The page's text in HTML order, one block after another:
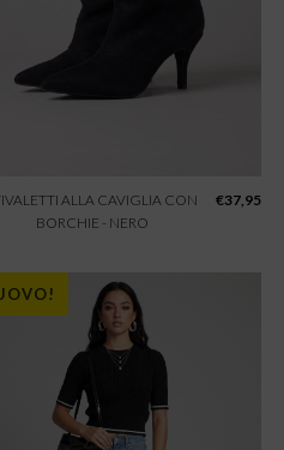
ALLA CAVIGLIA CON
BORCHIE - NERO
€37,95